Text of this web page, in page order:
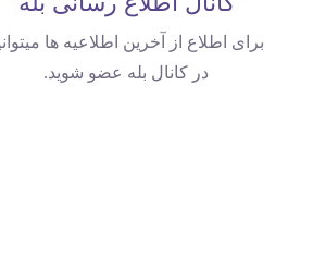
برای اطلاع از آخرین اطلاعیه ها
در کانال بله عضو شوید.